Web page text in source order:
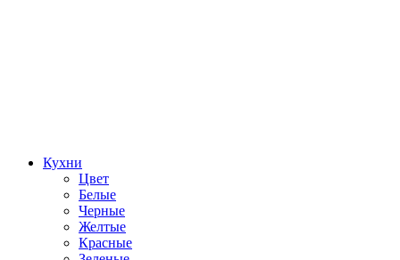
Кухни
Цвет
Белые
Черные
Желтые
Красные